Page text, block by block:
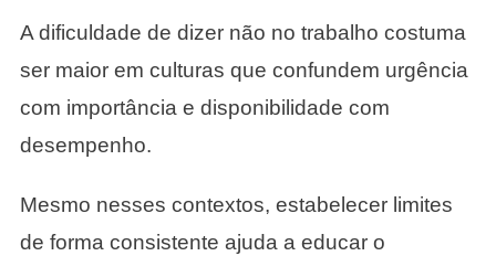
A dificuldade de dizer não no trabalho costuma
ser maior em culturas que confundem urgência
com importância e disponibilidade com
desempenho.
Mesmo nesses contextos, estabelecer limites
de forma consistente ajuda a educar o